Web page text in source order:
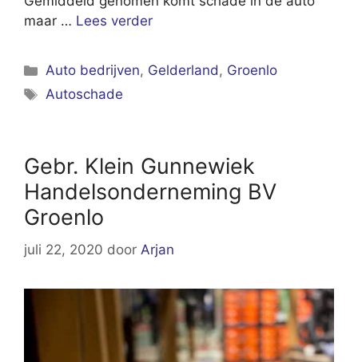
maar … Lees verder
Categorieën
Auto bedrijven, Gelderland, Groenlo
Tags
Autoschade
Gebr. Klein Gunnewiek
Handelsonderneming BV
Groenlo
juli 22, 2020 door Arjan